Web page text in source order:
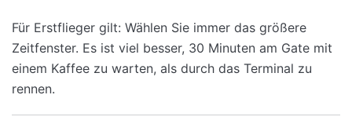
Für Erstflieger gilt: Wählen Sie immer das größere
Zeitfenster. Es ist viel besser, 30 Minuten am Gate mit
einem Kaffee zu warten, als durch das Terminal zu
rennen.